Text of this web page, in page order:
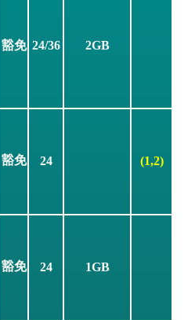
豁免 24/36 2GB
豁免 24 (1,2)
豁免 24 1GB